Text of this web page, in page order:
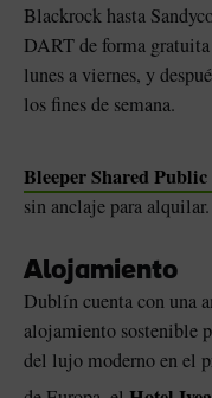
Blackrock hasta
DART de forma
lunes a viernes, y
los fines de semana.
Bleeper Shared Public
sin anclaje para alquilar.
Alojamiento
Dublín cuenta con una
alojamiento sostenible
del lujo moderno en el